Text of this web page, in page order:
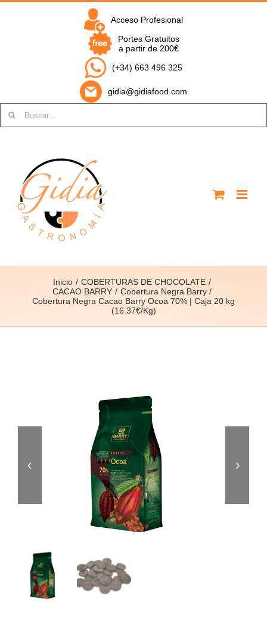
Saltar
Acceso Profesional
Portes Gratuitos
a partir de 200€
(+34) 663 496 325
gidia@gidiafood.com
Inicio
COBERTURAS DE CHOCOLATE
CACAO BARRY
Cobertura Negra Barry
Cobertura Negra Cacao Barry Ocoa 70% | Caja 20 kg
(16.37€/Kg)